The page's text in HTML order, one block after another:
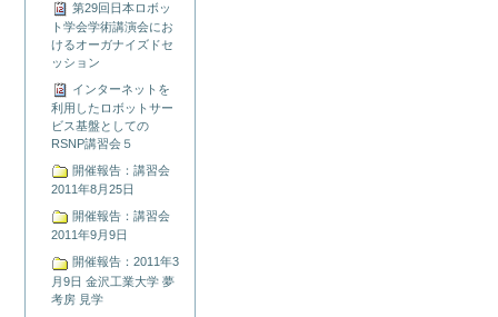
第29回日本ロボッ
ト学会学術講演会にお
けるオーガナイズドセ
ッション
インターネットを
利用したロボットサー
ビス基盤としての
RSNP講習会５
開催報告：講習会
2011年8月25日
開催報告：講習会
2011年9月9日
開催報告：2011年3
月9日 金沢工業大学 夢
考房 見学